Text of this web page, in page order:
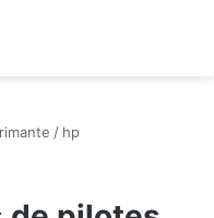
/ hp